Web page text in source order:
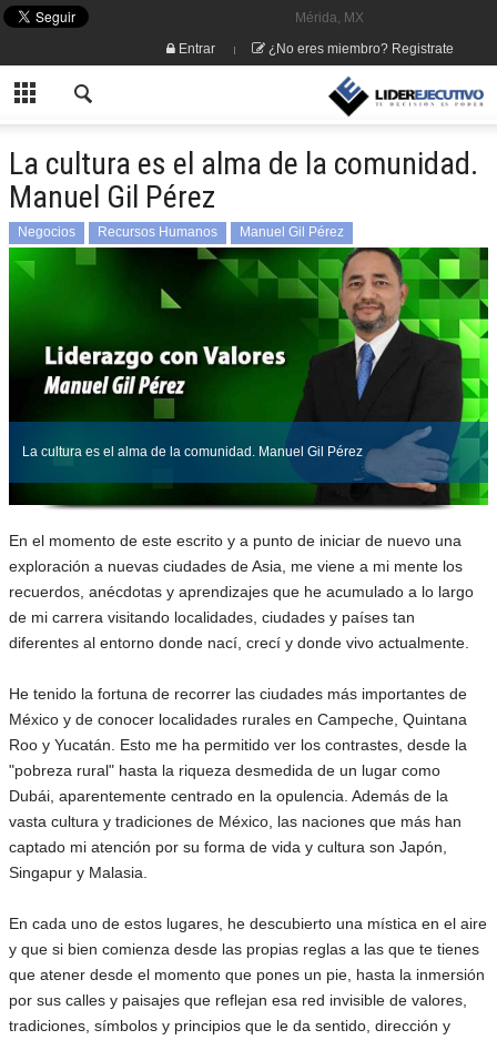
Mérida, MX
Entrar
¿No eres miembro? Registrate
La cultura es el alma de la comunidad.
Manuel Gil Pérez
Negocios Recursos Humanos Manuel Gil Pérez
La cultura es el alma de la comunidad. Manuel Gil Pérez
En el momento de este escrito y a punto de iniciar de nuevo una
exploración a nuevas ciudades de Asia, me viene a mi mente los
recuerdos, anécdotas y aprendizajes que he acumulado a lo largo
de mi carrera visitando localidades, ciudades y países tan
diferentes al entorno donde nací, crecí y donde vivo actualmente.
He tenido la fortuna de recorrer las ciudades más importantes de
México y de conocer localidades rurales en Campeche, Quintana
Roo y Yucatán. Esto me ha permitido ver los contrastes, desde la
"pobreza rural" hasta la riqueza desmedida de un lugar como
Dubái, aparentemente centrado en la opulencia. Además de la
vasta cultura y tradiciones de México, las naciones que más han
captado mi atención por su forma de vida y cultura son Japón,
Singapur y Malasia.
En cada uno de estos lugares, he descubierto una mística en el aire
y que si bien comienza desde las propias reglas a las que te tienes
que atener desde el momento que pones un pie, hasta la inmersión
por sus calles y paisajes que reflejan esa red invisible de valores,
tradiciones, símbolos y principios que le da sentido, dirección y